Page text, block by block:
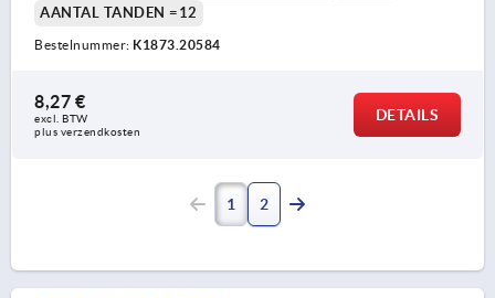
AANTAL TANDEN =12
Bestelnummer: K1873.20584
8,27 €
excl. BTW
plus verzendkosten
DETAILS
1 2